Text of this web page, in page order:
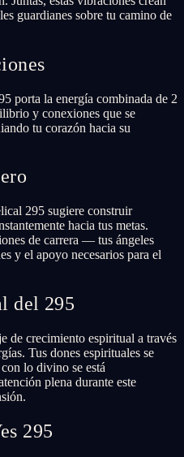
guardianes sobre tu camino de
porta la energía combinada de 2
y conexiones que se
tu corazón hacia su
295 sugiere construir
hacia tus metas.
de carrera — tus ángeles
y el apoyo necesarios para el
del 295
de crecimiento espiritual a través
Tus dones espirituales se
lo divino se está
plena durante este
295